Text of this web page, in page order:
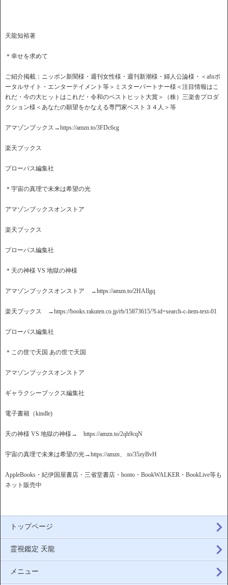
天龍知裕著
＊幸せを求めて
ご紹介掲載：ニッポン新聞様・週刊女性様・週刊新潮様・婦人公論様・＜afnポ
ータルサイト・エンターテイメント等＞ミスターパートナー様＜注目情報はこ
れだ・今の大ヒットはこれだ・令和のベストヒット大賞＞（株）三楽舎プロダ
クション様＜あなたの願望をかなえる専門家ベスト３４人＞等
アマゾンブックス→https://amzn.to/3FDc6cg
楽天ブックス
プローパス編集社
＊宇宙の真理で未来は希望の光
アマゾンブックスオンストア
楽天ブックス
プローパス編集社
＊天の神様 VS 地獄の神様
アマゾンブックスオンストア →https://amzn.to/2HAIlgq
楽天ブックス →https://books.rakuten.co.jp/rb/15873615/?l-id=search-c-item-text-01
プローパス編集社
＊この世で天国 あの世で天国
アマゾンブックスオンストア
ギャラクシーブックス編集社
電子書籍（kindle)
天の神様 VS 地獄の神様→ https://amzn.to/2qh9cqN
宇宙の真理で未来は希望の光→https://amzn、.to/35zyBvH
AppleBooks・紀伊国屋書店・三省堂書店・honto・BookWALKER・BookLive等も
ネット販売中
トップページ
霊視鑑定 天龍
メニュー